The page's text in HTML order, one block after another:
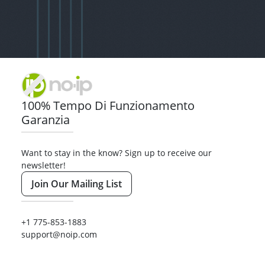
100% Tempo Di Funzionamento
Garanzia
Want to stay in the know? Sign up to receive our
newsletter!
Join Our Mailing List
+1 775-853-1883
support@noip.com